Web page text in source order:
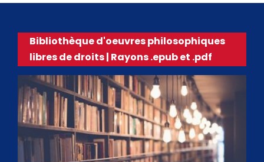
Bibliothèque d'oeuvres philosophiques
libres de droits | Rayons .epub et .pdf